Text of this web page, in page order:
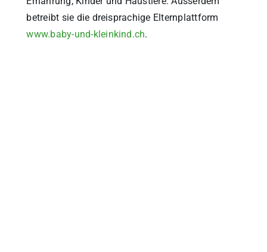
betreibt sie die dreisprachige Elternplattform
www.baby-und-kleinkind.ch.